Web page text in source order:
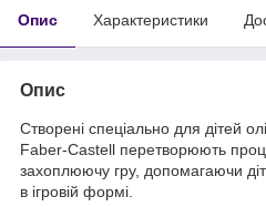
Опис Характеристики
Опис
Створені спеціально для дітей
Faber-Castell перетворюють
захоплюючу гру, допомагаючи
в ігровій формі.